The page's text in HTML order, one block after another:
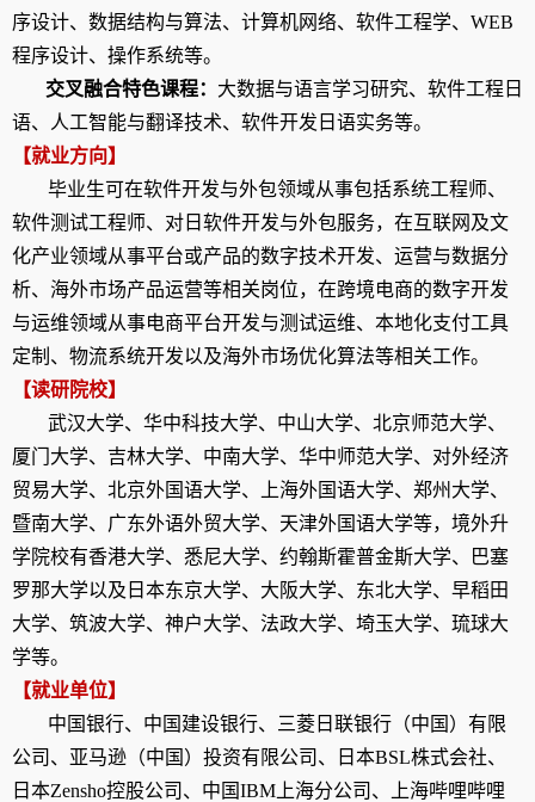
序设计、数据结构与算法、计算机网络、软件工程学、 WEB
程序设计、操作系统等。
交叉融合特色课程： 大数据与语言学习研究、软件工程日
语、人工智能与翻译技术、软件开发日语实务等。
【就业方向】
毕业生可在软件开发与外包领域从事包括系统工程师、
软件测试工程师、对日软件开发与外包服务，在互联网及文
化产业领域从事平台或产品的数字技术开发、运营与数据分
析、海外市场产品运营等相关岗位，在跨境电商的数字开发
与运维领域从事电商平台开发与测试运维、本地化支付工具
定制、物流系统开发以及海外市场优化算法等相关工作。
【读研院校】
武汉大学、华中科技大学、中山大学、北京师范大学、
厦门大学、吉林大学、中南大学、华中师范大学、对外经济
贸易大学、北京外国语大学、上海外国语大学、郑州大学、
暨南大学、广东外语外贸大学、天津外国语大学等，境外升
学院校有香港大学、悉尼大学、约翰斯霍普金斯大学、巴塞
罗那大学以及日本东京大学、大阪大学、东北大学、早稻田
大学、筑波大学、神户大学、法政大学、埼玉大学、琉球大
学等。
【就业单位】
中国银行、中国建设银行、三菱日联银行（中国）有限
公司、亚马逊（中国）投资有限公司、日本BSL株式会社、
日本Zensho控股公司、中国IBM 上海分公司、上海哔哩哔哩